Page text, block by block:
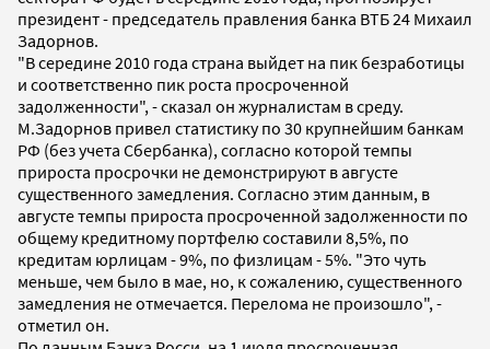
президент - председатель правления банка ВТБ 24 Михаил
Задорнов.
"В середине 2010 года страна выйдет на пик безработицы
и соответственно пик роста просроченной
задолженности", - сказал он журналистам в среду.
М.Задорнов привел статистику по 30 крупнейшим банкам
РФ (без учета Сбербанка), согласно которой темпы
прироста просрочки не демонстрируют в августе
существенного замедления. Согласно этим данным, в
августе темпы прироста просроченной задолженности по
общему кредитному портфелю составили 8,5%, по
кредитам юрлицам - 9%, по физлицам - 5%. "Это чуть
меньше, чем было в мае, но, к сожалению, существенного
замедления не отмечается. Перелома не произошло", -
отметил он.